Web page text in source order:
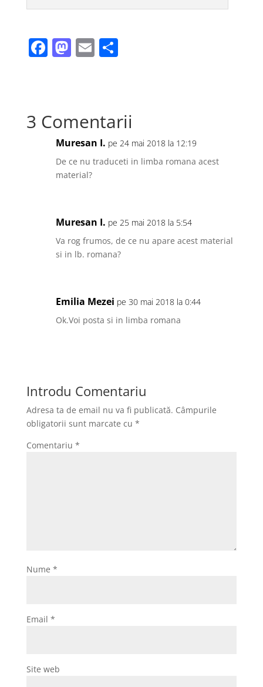
F
b
o
o
k
M
d
o
n
E P
a
z
ă
3 Comentarii
Muresan I. pe 24 mai 2018 la 12:19
De ce nu traduceti in limba romana acest
material?
Muresan I. pe 25 mai 2018 la 5:54
Va rog frumos, de ce nu apare acest material
si in lb. romana?
Emilia Mezei pe 30 mai 2018 la 0:44
Ok.Voi posta si in limba romana
Introdu Comentariu
Adresa ta de email nu va fi publicată. Câmpurile
obligatorii sunt marcate cu *
Comentariu *
Nume *
Email *
Site web